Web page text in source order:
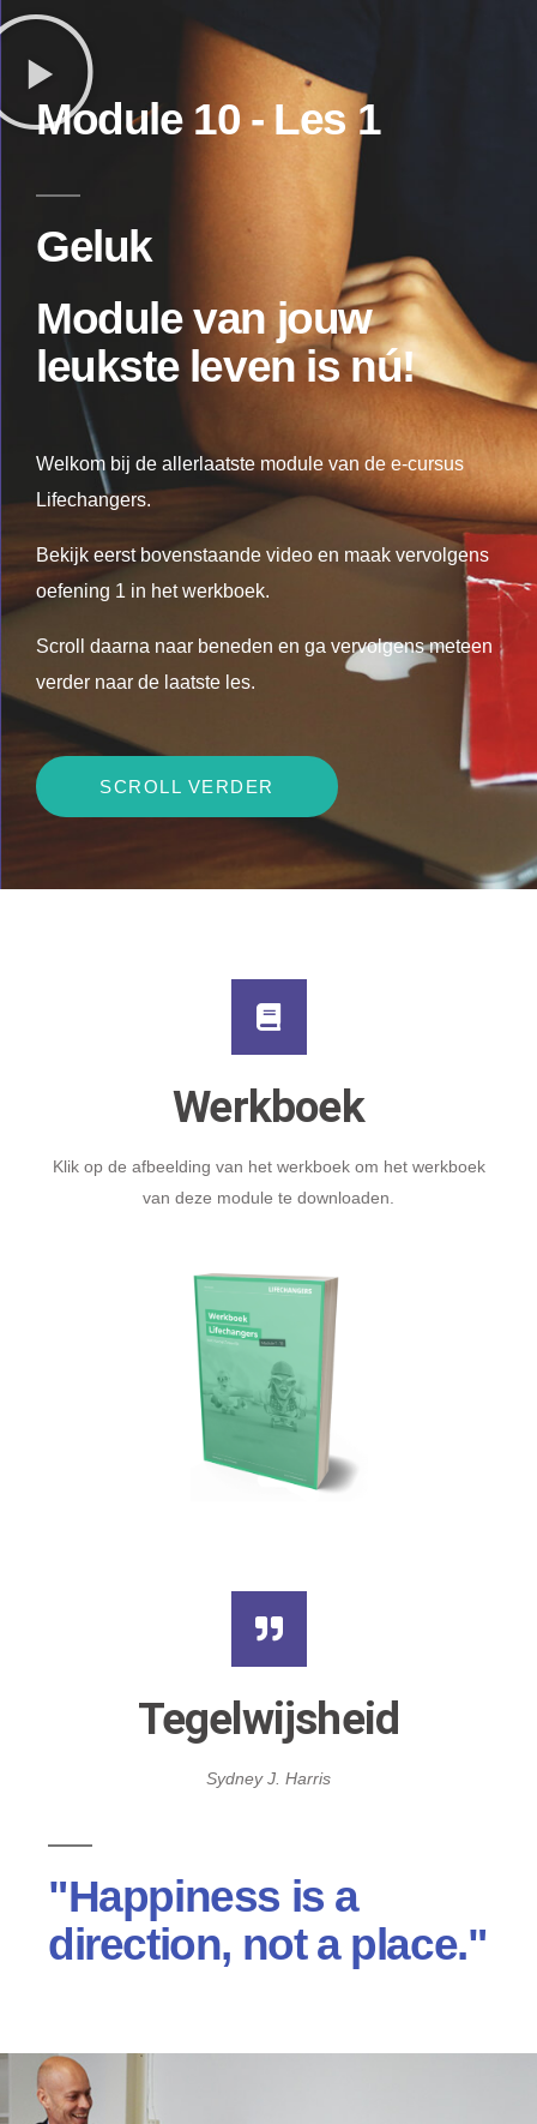
Module 10 - Les 1
Geluk
Modulevan jouw
leukste leven is nú!
Welkom bij de allerlaatste module van de e-cursus
Lifechangers.
Bekijk eerst bovenstaande video en maak vervolgens
oefening 1 in het werkboek.
Scroll daarna naar beneden en ga vervolgens meteen
verder naar de laatste les.
SCROLL VERDER
Tegelwijsheid
Sydney J. Harris
"Happiness is a
direction, not a place."
Werkboek
Klik op de afbeelding van het werkboek om het werkboek
van deze module te downloaden.